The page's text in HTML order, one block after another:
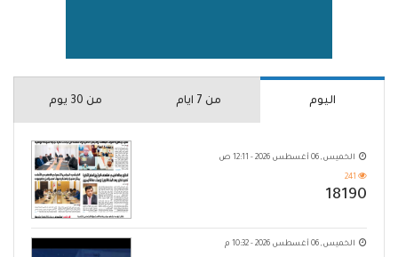
اليوم من 7 ايام من 30 يوم
الخميس, 06 أغسطس 2026 - 12:11 ص
241
18190
الخميس, 06 أغسطس 2026 - 10:32 م